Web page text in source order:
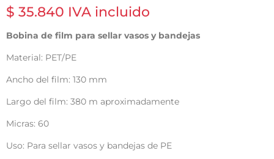
$ 35.840 IVA incluido
Bobina de film para sellar vasos y bandejas
Material: PET/PE
Ancho del film: 130 mm
Largo del film: 380 m aproximadamente
Micras: 60
Uso: Para sellar vasos y bandejas de PE